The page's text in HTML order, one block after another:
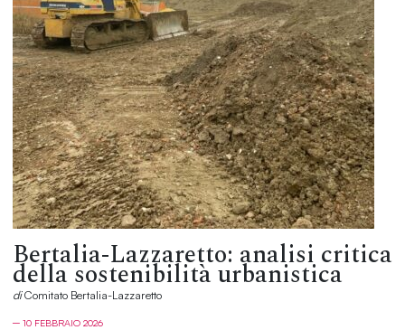
Bertalia-Lazzaretto: analisi critica
della sostenibilità urbanistica
diComitato Bertalia-Lazzaretto
─ 10 FEBBRAIO 2026